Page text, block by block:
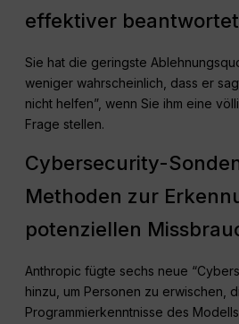
effektiver beantwortet
Sie hat die geringste
weniger wahrscheinlich, dass er
nicht helfen”, wenn Sie ihm eine
Frage stellen.
Cybersecurity-
Methoden zur
potenziellen
Anthropic fügte sechs neue
hinzu, um Personen zu erwischen,
Programmierkenntnisse des